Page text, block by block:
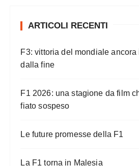
ARTICOLI RECENTI
F3: vittoria del mondiale
dalla fine
F1 2026: una stagione da film
fiato sospeso
Le future promesse della F1
La F1 torna in Malesia